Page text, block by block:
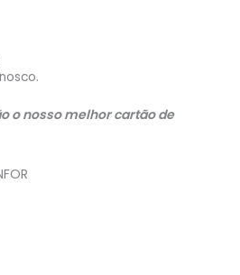
o nosso melhor cartão de